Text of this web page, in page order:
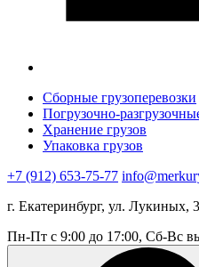
Сборные грузоперевозки
Погрузочно-
Хранение грузов
Упаковка грузов
+7 (912) 653-75-77
г. Екатеринбург, ул. Лукиных,
Пн-Пт с 9:00 до 17:00, Сб-Вс